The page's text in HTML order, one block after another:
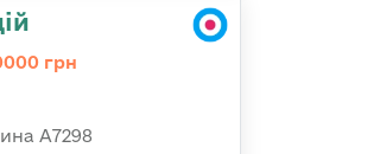
грн
А7298